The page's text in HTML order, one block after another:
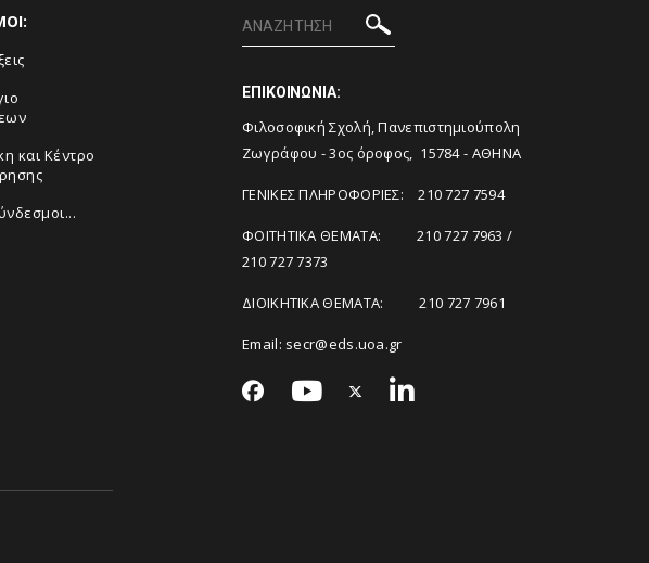
και Κέντρο
ΕΠΙΚΟΙΝΩΝΙΑ:
Φιλοσοφική Σχολή, Πανεπιστημιούπολη
Ζωγράφου - 3ος όροφος, 15784 - ΑΘΗΝΑ
ΓΕΝΙΚΕΣ ΠΛΗΡΟΦΟΡΙΕΣ: 210 727 7594
ΦΟΙΤΗΤΙΚΑ ΘΕΜΑΤΑ: 210 727 7963 /
210 727 7373
ΔΙΟΙΚΗΤΙΚΑ ΘΕΜΑΤΑ: 210 727 7961
Email: secr@eds.uoa.gr